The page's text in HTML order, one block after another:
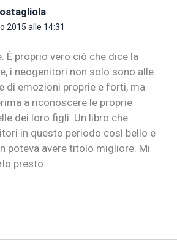
2015 alle 14:31
É proprio vero ciò che dice la
i neogenitori non solo sono alle
di emozioni proprie e forti, ma
a riconoscere le proprie
dei loro figli. Un libro che
in questo periodo così bello e
poteva avere titolo migliore. Mi
presto.